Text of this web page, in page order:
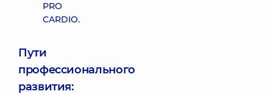
PRO
CARDIO.
Пути
профессионального
развития: